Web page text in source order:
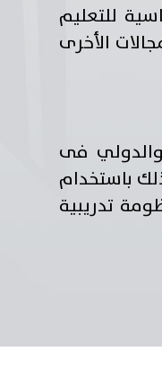
للتعليم
الأخرى
والدولي فى
باستخدام
تدريبية